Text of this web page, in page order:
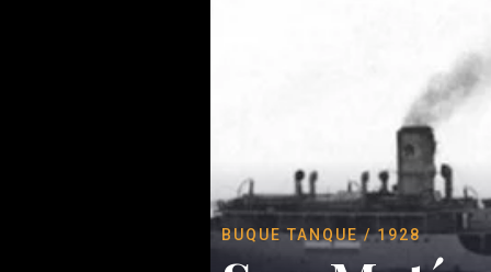
BUQUE TANQUE / 1928